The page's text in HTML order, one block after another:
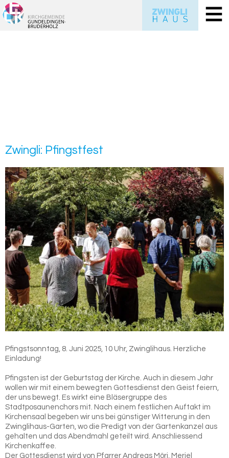
Zwing­li: Pfingst­fest
Pfingstsonntag, 8. Juni 2025, 10 Uhr, Zwinglihaus. Herzliche
Einladung!
Pfingsten ist der Geburtstag der Kirche. Auch in diesem Jahr
wollen wir mit einem bewegten Gottesdienst den Geist feiern,
der uns bewegt. Es wirkt eine Bläsergruppe des
Stadtposaunenchors mit. Nach einem festlichen Auftakt im
Kirchensaal begeben wir uns bei günstiger Witterung in den
Zwinglihaus-Garten, wo die Predigt von der Gartenkanzel aus
gehalten und das Abendmahl geteilt wird. Anschliessend
Kirchenkaffee.
Der Gottesdienst wird von Pfarrer Andreas Möri, Meriel